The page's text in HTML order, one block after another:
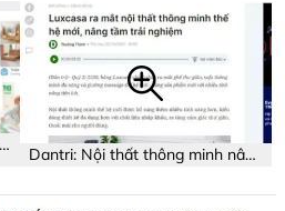
Dantri: Nội thất thông minh nâng